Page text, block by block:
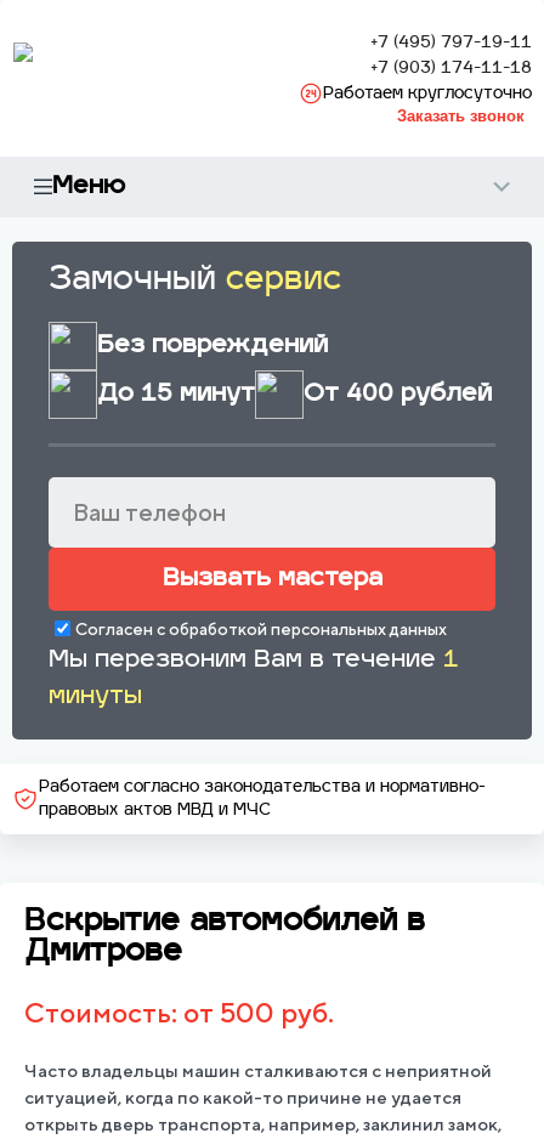
+7 (495) 797-19-11
+7 (903) 174-11-18
Работаем круглосуточно
Заказать звонок
Меню
Замочный сервис
Без повреждений
До 15 минут
От 400 рублей
Мы перезвоним Вам в течение 1
минуты
Вызвать мастера
Согласен с обработкой персональных данных
Работаем согласно законодательства и нормативно-
правовых актов МВД и МЧС
Вскрытие автомобилей в
Дмитрове
Стоимость: от 500 руб.
Часто владельцы машин сталкиваются с неприятной
ситуацией, когда по какой-то причине не удается
открыть дверь транспорта, например, заклинил замок,